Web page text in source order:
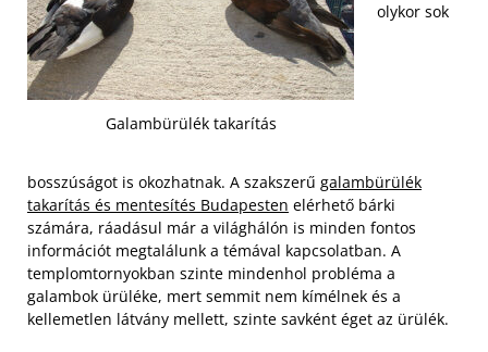
Galambürülék takarítás
olykor sok
bosszúságot is okozhatnak. A szakszerű galambürülék
takarítás és mentesítés Budapesten elérhető bárki
számára, ráadásul már a világhálón is minden fontos
információt megtalálunk a témával kapcsolatban. A
templomtornyokban szinte mindenhol probléma a
galambok ürüléke, mert semmit nem kímélnek és a
kellemetlen látvány mellett, szinte savként éget az ürülék.